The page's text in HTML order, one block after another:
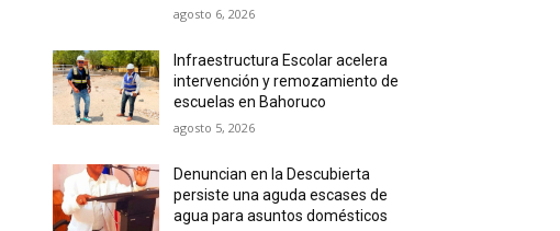
agosto 6, 2026
Infraestructura Escolar acelera
intervención y remozamiento de
escuelas en Bahoruco
agosto 5, 2026
Denuncian en la Descubierta
persiste una aguda escases de
agua para asuntos domésticos